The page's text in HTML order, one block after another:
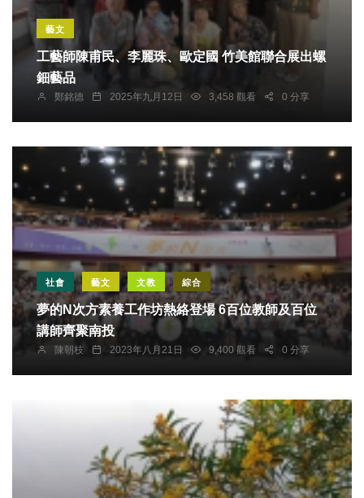
藝文
工藝師陳甫民、李麗珠、歐定國 竹美館聯合展出螺
鈿藝品
鄭銘德 2025年九月12日 3,458 觀看 0 分享
社會 藝文 文教 綜合
夢的N次方素養工作坊熱絡登場 6百位教師及百位
講師齊聚南投
陳朝枝 2023年八月21日 9,400 觀看 0 分享